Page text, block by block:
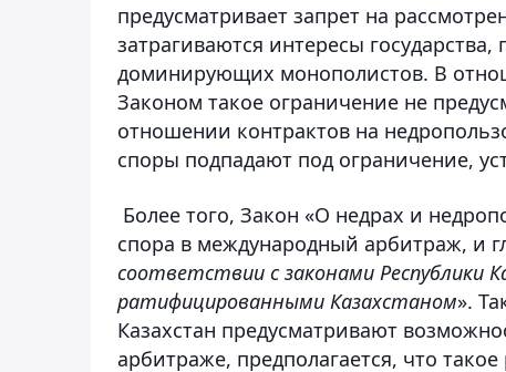
предусматривает запрет на
затрагиваются интересы
доминирующих монополистов. В
Законом такое ограничение не
отношении контрактов на
споры подпадают под ограничение,
Более того, Закон «О недрах и
спора в международный арбитраж, и
соответствии с законами Республики
ратифицированными Казахстаном».
Казахстан предусматривают
арбитраже, предполагается, что